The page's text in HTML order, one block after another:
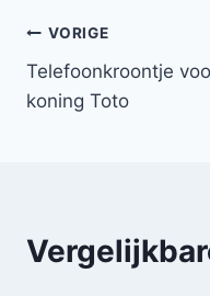
Bericht
navigatie
VORIGE
Telefoonkroontje
koning Toto